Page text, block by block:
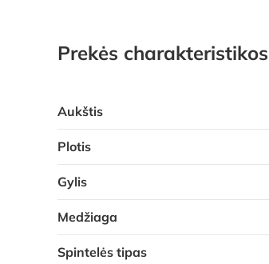
Prekės charakteristikos
Aukštis
Plotis
Gylis
Medžiaga
Spintelės tipas